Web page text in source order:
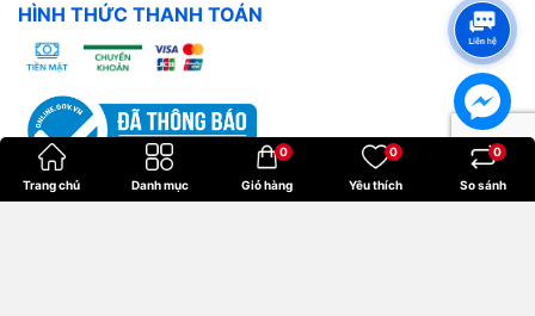
HÌNH THỨC THANH TOÁN
Trang chủ Danh mục Giỏ hàng
0
Yêu thích
0
So sánh
0